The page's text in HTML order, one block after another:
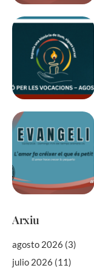
Arxiu
agosto 2026 (3)
julio 2026 (11)